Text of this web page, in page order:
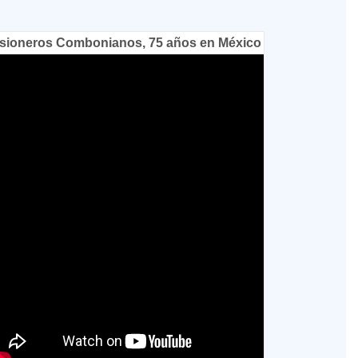
Combonianos, 75 años en México